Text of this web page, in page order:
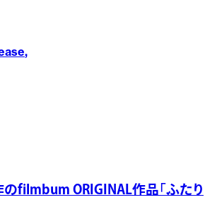
,
のfilmbum ORIGINAL作品「ふたり